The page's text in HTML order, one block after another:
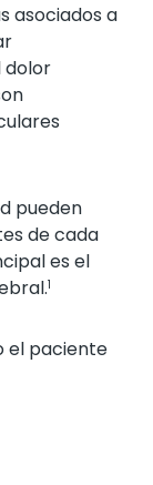
asociados a
dolor
pueden
de cada
es el
1
el paciente